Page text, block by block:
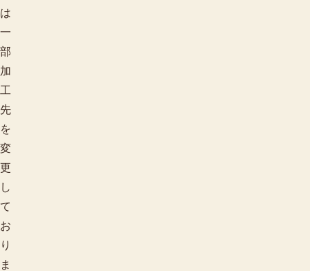
は
一
部
加
工
先
を
変
更
し
て
お
り
ま